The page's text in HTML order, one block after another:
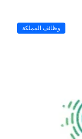
وظائف المملكة